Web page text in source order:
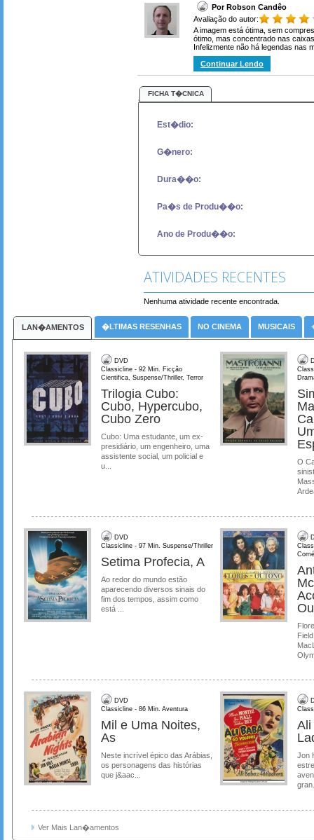
Por Robson Candêo
Avaliação do autor:
A imagem está ótima, sem
ótimo, mas concentrado nas
Infelizmente não há legendas nas
Continuar Lendo
FICHA T�CNICA
Est�dio:
G�nero:
Dura��o:
Pa�s de Produ��o:
Ano de Produ��o:
ATIVIDADES RECENTES
Nenhuma atividade recente encontrada.
LAN�AMENTOS �LTIMAS RESENHAS NO CINEMA MUSICAIS
DVD
Classicline - 92 Min. Ficção
Cientifica, Suspense/Thriller, Terror
Trilogia Cubo:
Cubo, Hypercubo,
Cubo Zero
Cubo: Uma estudante, um ex-
presidiário, um engenheiro, uma
assistente social, um policial e
u...
O
DVD
Classicline - 97 Min. Suspense/Thriller
Setima Profecia, A
Ao redor do mundo estão
aparecendo diversos sinais do
fim dos tempos, assim como
está ...
DVD
Classicline - 86 Min. Aventura
Mil e Uma Noites,
As
Neste incrível épico das Arábias,
os personagens das histórias
que j&aac...
Ali
Jon
Ver Mais Lan�amentos